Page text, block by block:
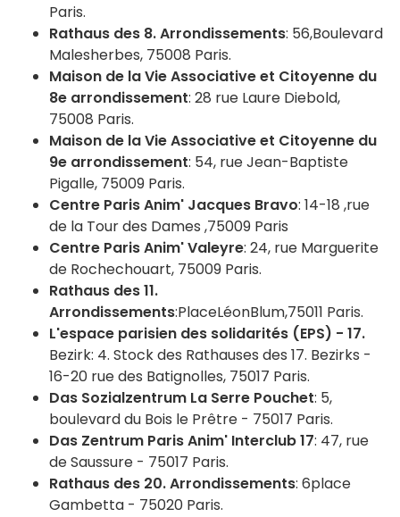
Paris.
Rathaus des 8.Arrondissements: 56,Boulevard
Malesherbes, 75008 Paris.
Maison de la Vie Associative et Citoyenne du
8e arrondissement: 28 rue Laure Diebold,
75008 Paris.
Maison de la Vie Associative et Citoyenne du
9e arrondissement: 54, rue Jean-Baptiste
Pigalle, 75009 Paris.
Centre Paris Anim' Jacques Bravo: 14-18 ,rue
de la Tour des Dames ,75009 Paris
Centre Paris Anim' Valeyre: 24, rue Marguerite
de Rochechouart, 75009 Paris.
Rathaus des 11.
Arrondissements:PlaceLéonBlum,75011 Paris.
L'espace parisien des solidarités (EPS) - 17.
Bezirk: 4. Stock des Rathauses des 17. Bezirks -
16-20 rue des Batignolles, 75017 Paris.
Das Sozialzentrum La Serre Pouchet: 5,
boulevard du Bois le Prêtre - 75017 Paris.
Das Zentrum Paris Anim' Interclub17: 47, rue
de Saussure - 75017 Paris.
Rathaus des 20.Arrondissements: 6place
Gambetta - 75020 Paris.